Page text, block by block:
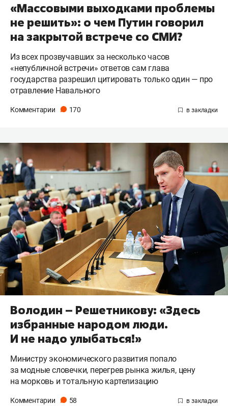
«Массовыми выходками проблемы
не решить»: о чем Путин говорил
на закрытой встрече со СМИ?
Из всех прозвучавших за несколько часов
«непубличной встречи» ответов сам глава
государства разрешил цитировать только один — про
отравление Навального
Комментарии 170
Володин – Решетникову: «Здесь
избранные народом люди.
И не надо улыбаться!»
Министру экономического развития попало
за модные словечки, перегрев рынка жилья, цену
на морковь и тотальную картелизацию
Комментарии 58